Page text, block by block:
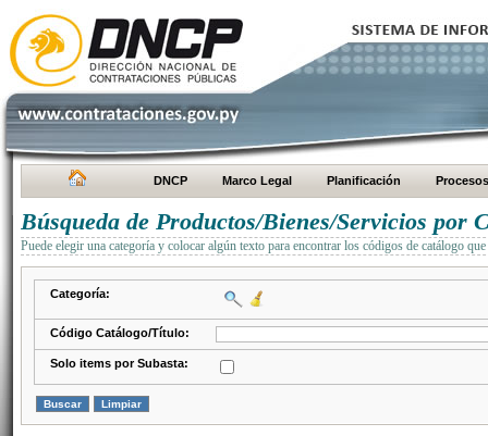
DNCP Marco Legal Planificación Procesos
Búsqueda de Productos/Bienes/Servicios por
Puede elegir una categoría y colocar algún texto para encontrar los códigos de catálogo
Categoría:
Código Catálogo/Título:
Solo items por Subasta: